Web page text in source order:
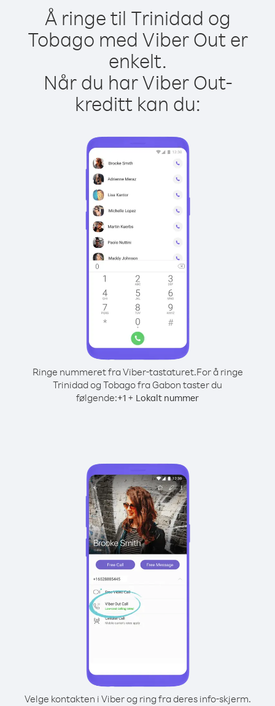
Å ringe til Trinidad og
Tobago med Viber Out er
enkelt.
Når du har Viber Out-
kreditt kan du:
Ringe nummeret fra Viber-tastaturet.For å ringe
Trinidad og Tobago fra Gabon taster du
følgende:+1 + Lokalt nummer
Velge kontakten i Viber og ring fra deres info-skjerm.